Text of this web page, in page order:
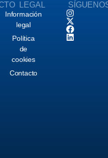
LEGAL
Información
legal
Política
de
cookies
Contacto